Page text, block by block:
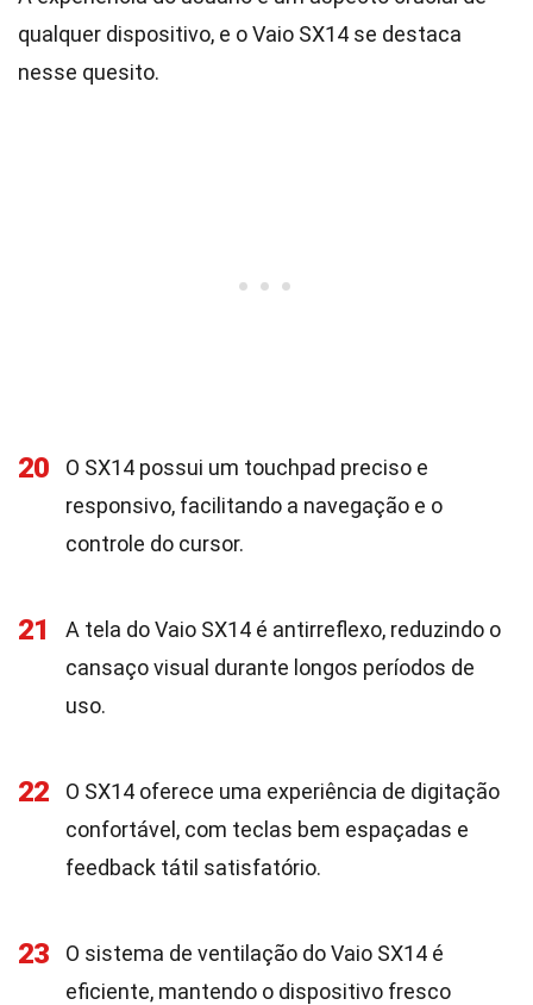
qualquer dispositivo, e o Vaio SX14 se destaca
nesse quesito.
20
O SX14 possui um touchpad preciso e
responsivo, facilitando a navegação e o
controle do cursor.
21
A tela do Vaio SX14 é antirreflexo, reduzindo o
cansaço visual durante longos períodos de
uso.
22
O SX14 oferece uma experiência de digitação
confortável, com teclas bem espaçadas e
feedback tátil satisfatório.
23
O sistema de ventilação do Vaio SX14 é
eficiente, mantendo o dispositivo fresco